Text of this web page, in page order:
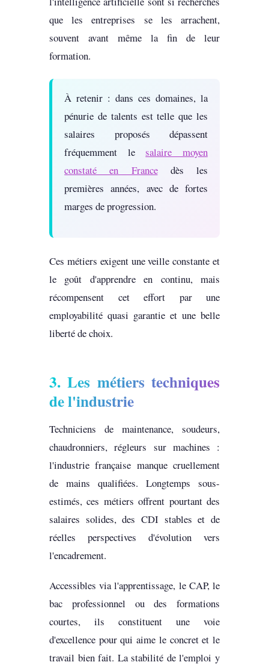
que les entreprises se les arrachent,
souvent avant même la fin de leur
formation.
À retenir : dans ces domaines, la
pénurie de talents est telle que les
salaires proposés dépassent
fréquemment lesalaire moyen
constaté en Francedès les
premières années, avec de fortes
marges de progression.
Ces métiers exigent une veille constante et
le goût d'apprendre en continu, mais
récompensent cet effort par une
employabilité quasi garantie et une belle
liberté de choix.
3. Les métiers techniques
de l'industrie
Techniciens de maintenance, soudeurs,
chaudronniers, régleurs sur machines :
l'industrie française manque cruellement
de mains qualifiées. Longtemps sous-
estimés, ces métiers offrent pourtant des
salaires solides, des CDI stables et de
réelles perspectives d'évolution vers
l'encadrement.
Accessibles via l'apprentissage, le CAP, le
bac professionnel ou des formations
courtes, ils constituent une voie
d'excellence pour qui aime le concret et le
travail bien fait. La stabilité de l'emploi y